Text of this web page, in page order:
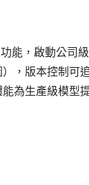
能，啟動公司
，版本控制可
為生產級模型